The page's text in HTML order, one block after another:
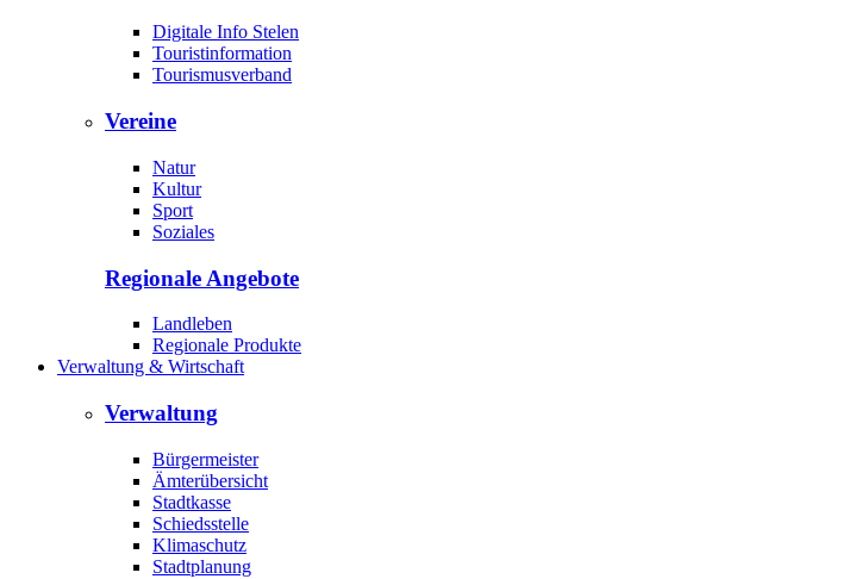
Digitale Info Stelen
Touristinformation
Tourismusverband
Vereine
Natur
Kultur
Sport
Soziales
Regionale Angebote
Landleben
Regionale Produkte
Verwaltung & Wirtschaft
Verwaltung
Bürgermeister
Ämterübersicht
Stadtkasse
Schiedsstelle
Klimaschutz
Stadtplanung